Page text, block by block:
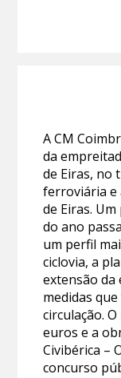
A CM
da
de Eiras, no
ferroviária e
de Eiras.
do ano
um perfil
ciclovia, a
extensão da
medidas
circulação.
euros e a
Civibérica –
concurso